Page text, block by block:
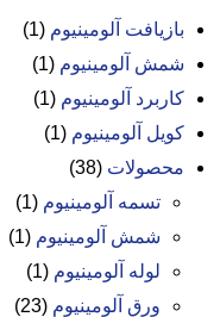
بازیافت آلومینیوم (1)
شمش آلومینیوم (1)
کاربرد آلومینیوم (1)
کویل آلومینیوم (1)
محصولات (38)
تسمه آلومینیوم (1)
شمش آلومینیوم (1)
لوله آلومینیوم (1)
ورق آلومینیوم (23)